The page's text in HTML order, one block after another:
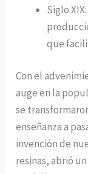
Siglo
que
Con el
auge en la
se
enseñanza a
invención de
resinas, abrió